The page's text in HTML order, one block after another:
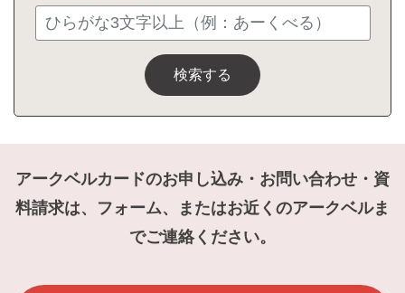
検索する
アークベルカードのお申し込み・お問い合わせ・資
料請求は、フォーム、またはお近くのアークベルま
でご連絡ください。